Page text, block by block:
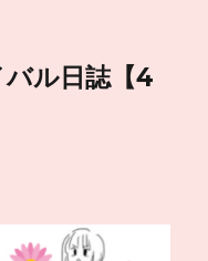
ル日誌【4